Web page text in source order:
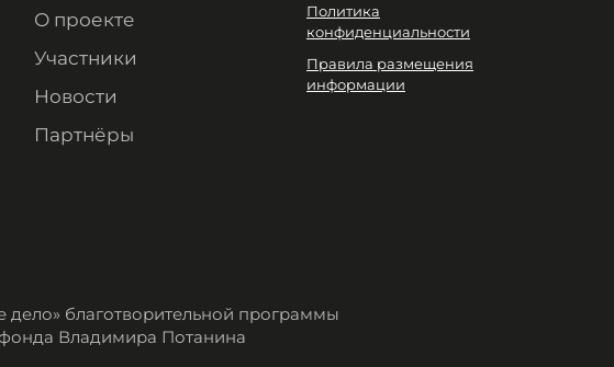
О проекте
Участники
Новости
Партнёры
Политика
конфиденциальности
Правила размещения
информации
дело» благотворительной программы
Владимира Потанина